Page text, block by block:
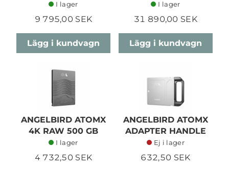
I lager
9 795,00 SEK
Lägg i kundvagn
I lager
31 890,00 SEK
Lägg i kundvagn
ANGELBIRD ATOMX
4K RAW 500 GB
I lager
4 732,50 SEK
ANGELBIRD ATOMX
ADAPTER HANDLE
Ej i lager
632,50 SEK